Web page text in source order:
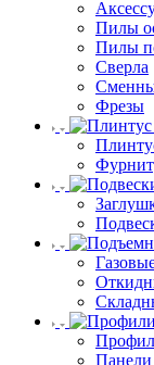
Пилы
Пилы
Сверла
Фрезы
Панели